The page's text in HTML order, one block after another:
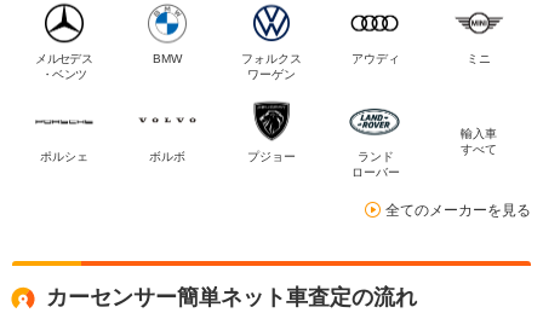
メルセデス
・ベンツ
BMW
フォルクス
ワーゲン
アウディ ミニ
ポルシェ ボルボ プジョー
ランド
ローバー
輸入車
すべて
全てのメーカーを見る
カーセンサー簡単ネット車査定の流れ